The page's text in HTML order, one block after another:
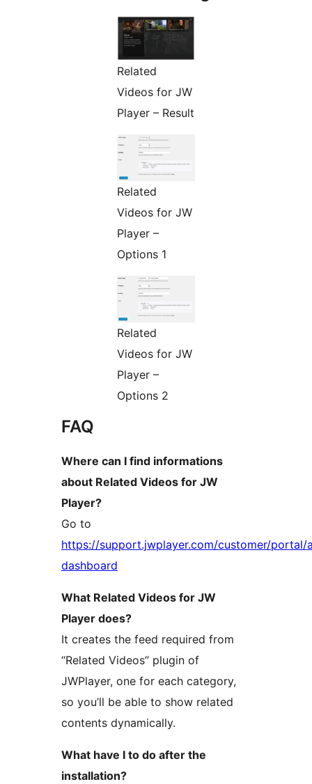
Related
Videos for JW
Player – Result
Related
Videos for JW
Player –
Options 1
Related
Videos for JW
Player –
Options 2
FAQ
Where can I find informations
about Related Videos for JW
Player?
Go to
https://support.jwplayer.com/customer/portal/
dashboard
What Related Videos for JW
Player does?
It creates the feed required from
“Related Videos” plugin of
JWPlayer, one for each category,
so you’ll be able to show related
contents dynamically.
What have I to do after the
installation?